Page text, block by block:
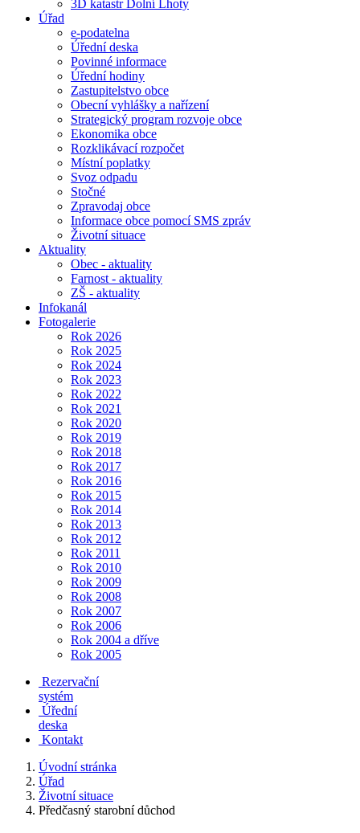
3D katastr Dolní Lhoty
Úřad
e-podatelna
Úřední deska
Povinné informace
Úřední hodiny
Zastupitelstvo obce
Obecní vyhlášky a nařízení
Strategický program rozvoje obce
Ekonomika obce
Rozklikávací rozpočet
Místní poplatky
Svoz odpadu
Stočné
Zpravodaj obce
Informace obce pomocí SMS zpráv
Životní situace
Aktuality
Obec - aktuality
Farnost - aktuality
ZŠ - aktuality
Infokanál
Fotogalerie
Rok 2026
Rok 2025
Rok 2024
Rok 2023
Rok 2022
Rok 2021
Rok 2020
Rok 2019
Rok 2018
Rok 2017
Rok 2016
Rok 2015
Rok 2014
Rok 2013
Rok 2012
Rok 2011
Rok 2010
Rok 2009
Rok 2008
Rok 2007
Rok 2006
Rok 2004 a dříve
Rok 2005
Rezervační
systém
Úřední
deska
Kontakt
Úvodní stránka
Úřad
Životní situace
Předčasný starobní důchod